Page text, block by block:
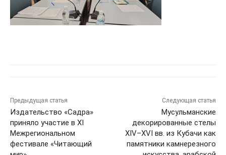
Предыдущая статья
Издательство «Садра»
приняло участие в XI
Межрегиональном
фестивале «Читающий
Следующая статья
Мусульманские
декорированные стелы
XIV–XVI вв. из Кубачи как
памятники камнерезного